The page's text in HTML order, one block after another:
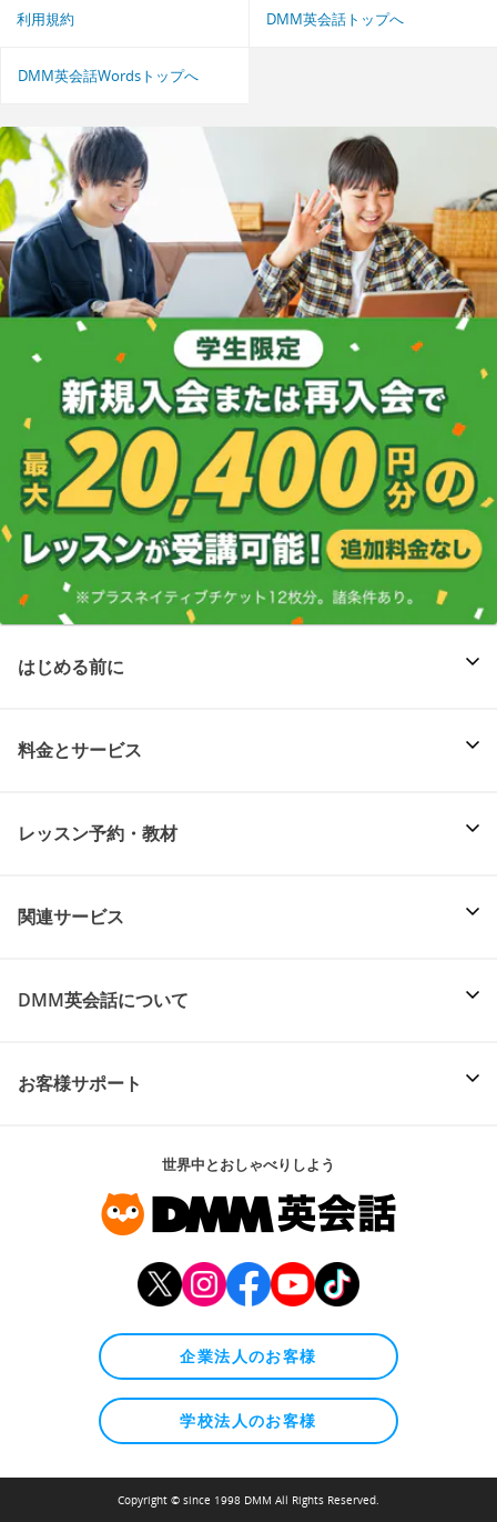
利用規約 DMM英会話トップへ
DMM英会話Wordsトップへ
はじめる前に
料金とサービス
レッスン予約・教材
関連サービス
DMM英会話について
お客様サポート
世界中とおしゃべりしよう
企業法人のお客様
学校法人のお客様
Copyright © since 1998 DMM All Rights Reserved.